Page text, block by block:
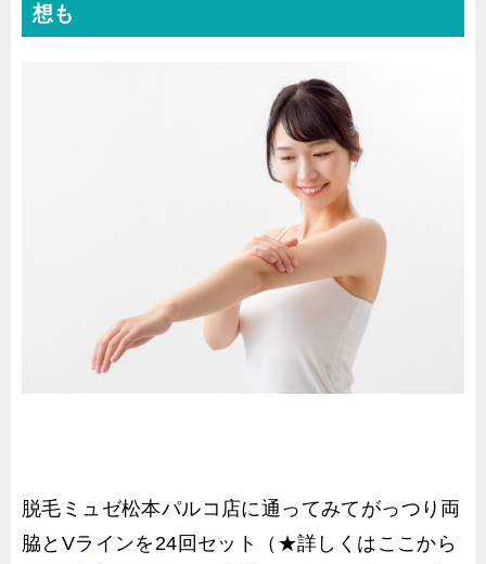
想も
脱毛ミュゼ松本パルコ店に通ってみてがっつり両
脇とVラインを24回セット（★詳しくはここから